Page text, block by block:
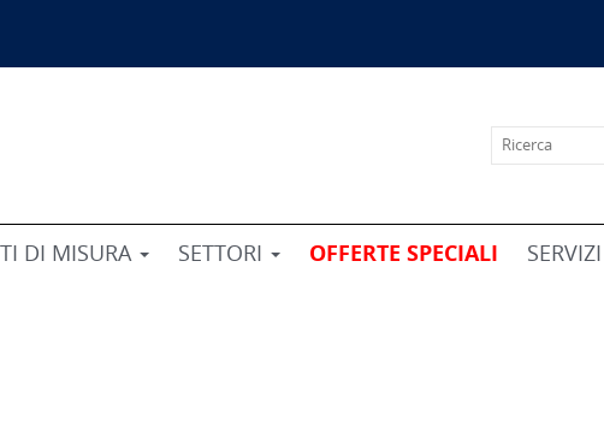
DI MISURA SETTORI OFFERTE SPECIALI SERVIZI